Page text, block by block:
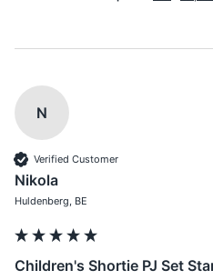
N
Verified Customer
Nikola
Huldenberg, BE
Children's Shortie PJ Set